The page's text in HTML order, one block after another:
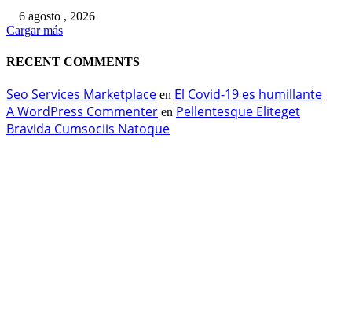
6 agosto , 2026
Cargar más
RECENT COMMENTS
Seo Services Marketplace en El Covid-19 es humillante
A WordPress Commenter en Pellentesque Eliteget
Bravida Cumsociis Natoque